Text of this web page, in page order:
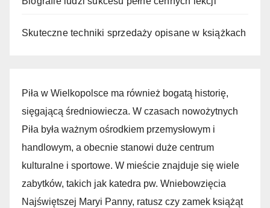
Skuteczne techniki sprzedaży opisane w książkach
Piła w Wielkopolsce ma również bogatą historię,
sięgającą średniowiecza. W czasach nowożytnych
Piła była ważnym ośrodkiem przemysłowym i
handlowym, a obecnie stanowi duże centrum
kulturalne i sportowe. W mieście znajduje się wiele
zabytków, takich jak katedra pw. Wniebowzięcia
Najświętszej Maryi Panny, ratusz czy zamek książąt